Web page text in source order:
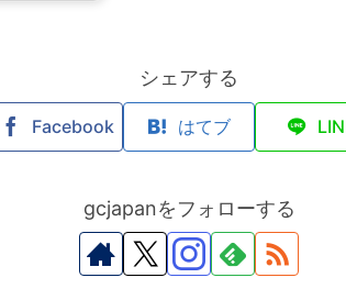
シェアする
Facebook はてブ
gcjapanをフォローする